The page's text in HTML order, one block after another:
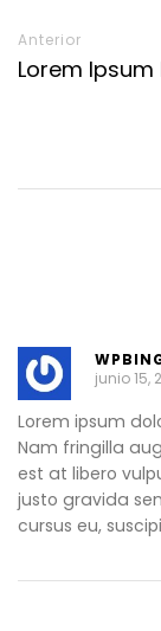
Anterior
Lorem Ipsum
junio 15,
Lorem ipsum
Nam fringilla
est at libero
justo gravida
cursus eu,